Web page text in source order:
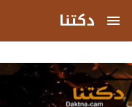
دكتنا